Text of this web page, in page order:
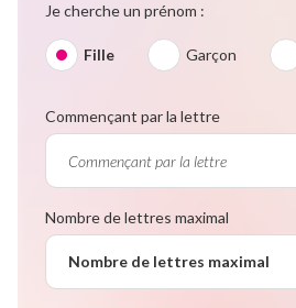
Je cherche un prénom :
Fille Garçon
Commençant par la lettre
Nombre de lettres maximal
Nombre de lettres maximal